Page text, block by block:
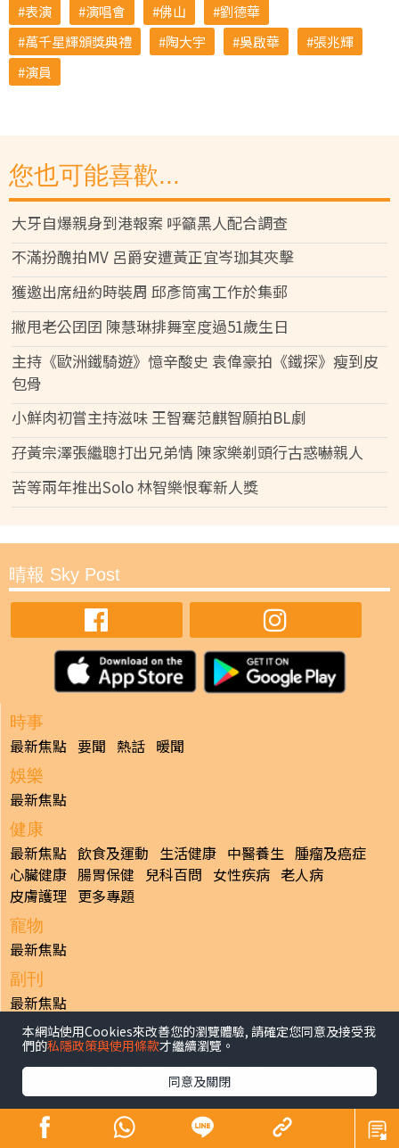
表演 演唱會 佛山
劉德華
萬千星輝頒獎典禮
陶大宇 吳啟華
張兆輝
演員
您也可能喜歡...
大牙自爆親身到港報案 呼籲黑人配合調查
不滿扮醜拍MV 呂爵安遭黃正宜岑珈其夾擊
獲邀出席紐約時裝周 邱彥筒寓工作於集郵
撇甩老公囝囝 陳慧琳排舞室度過51歲生日
主持《歐洲鐵騎遊》憶辛酸史 袁偉豪拍《鐵探》瘦到皮
包骨
小鮮肉初嘗主持滋味 王智騫范麒智願拍BL劇
孖黃宗澤張繼聰打出兄弟情 陳家樂剃頭行古惑嚇親人
苦等兩年推出Solo 林智樂恨奪新人獎
晴報 Sky Post
時事
最新焦點 要聞 熱話 暖聞
娛樂
最新焦點
健康
最新焦點 飲食及運動 生活健康 中醫養生 腫瘤及癌症
心臟健康 腸胃保健 兒科百問 女性疾病 老人病
皮膚護理 更多專題
寵物
最新焦點
副刊
最新焦點
日報
揭頁版 港聞 財經/地產 中國/國際
生活副刊
體育 專題/人物
香港經濟日報版權所有©2026
本網站使用Cookies來改善您的瀏覽體驗, 請確定您同意及接受我
們的私隱政策與使用條款才繼續瀏覽。
同意及關閉